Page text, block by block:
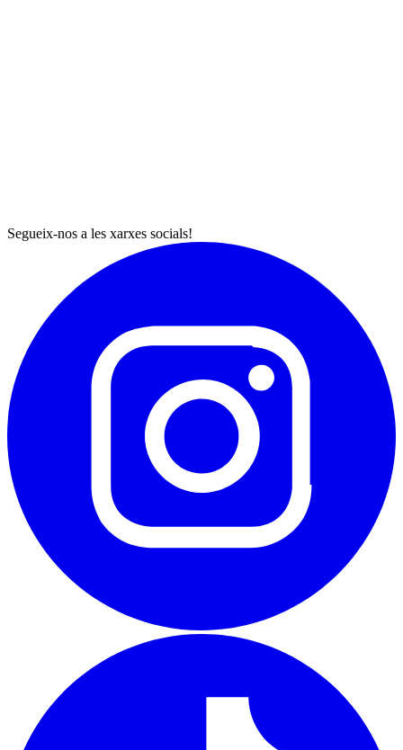
Segueix-nos a les xarxes socials!